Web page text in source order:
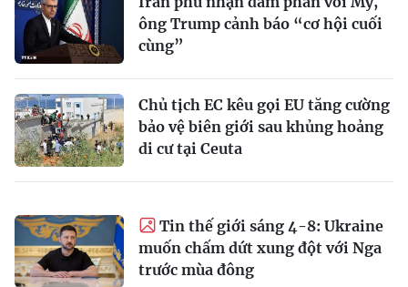
ông Trump cảnh báo “cơ hội cuối
cùng”
Chủ tịch EC kêu gọi EU tăng cường
bảo vệ biên giới sau khủng hoảng
di cư tại Ceuta
Tin thế giới sáng 4-8: Ukraine
muốn chấm dứt xung đột với Nga
trước mùa đông